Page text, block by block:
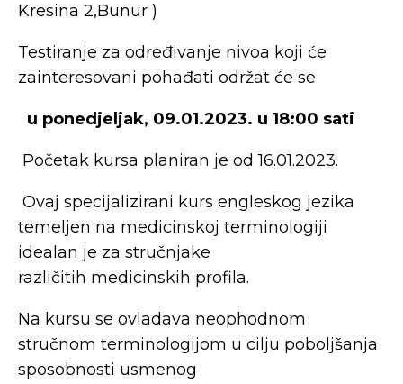
Kresina 2,Bunur )
Testiranje za određivanje nivoa koji će
zainteresovani pohađati održat će se
u ponedjeljak, 09.01.2023. u 18:00 sati
Početak kursa planiran je od 16.01.2023.
Ovaj specijalizirani kurs engleskog jezika
temeljen na medicinskoj terminologiji
idealan je za stručnjake
različitih medicinskih profila.
Na kursu se ovladava neophodnom
stručnom terminologijom u cilju poboljšanja
sposobnosti usmenog